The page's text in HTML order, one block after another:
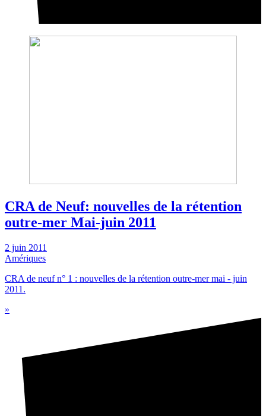
CRA de Neuf: nouvelles de la rétention
outre-mer Mai-juin 2011
2 juin 2011
Amériques
CRA de neuf n° 1 : nouvelles de la rétention outre-mer mai - juin
2011.
»